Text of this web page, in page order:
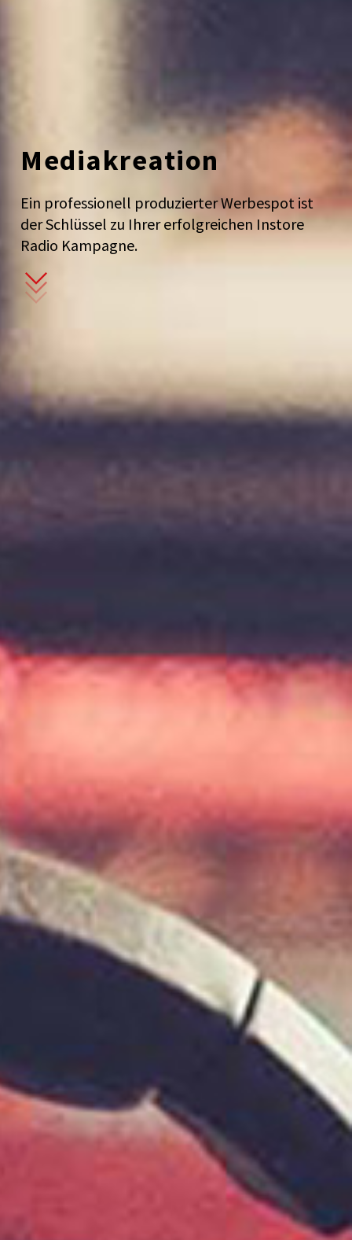
Mediakreation
Ein professionell produzierter Werbespot ist
der Schlüssel zu Ihrer erfolgreichen Instore
Radio Kampagne.